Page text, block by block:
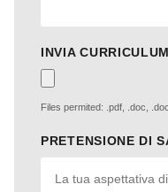
INVIA CURRICULUM
Files permited: .pdf, .doc,
PRETENSIONE DI